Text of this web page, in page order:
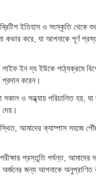
ইতিহাস ও সংস্কৃতি থেকে
করে, যা আপনাকে পূর্ণ
লাইফ ইন দ্য ইউকে পাঠ্যক্রমে
প্রদান করেন।
ও সন্ধ্যায় পরিচালিত হয়,
দেয়।
আমাদের ক্যাম্পাস সহজে
পরীক্ষার প্রস্তুতি পর্যন্ত,
জন্য আপনাকে অনুপ্রাণিত